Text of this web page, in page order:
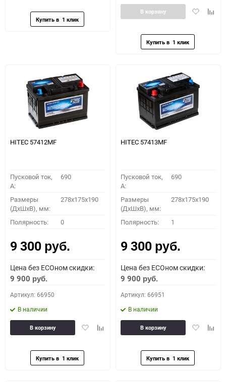
сравнению
Добавить
В корзину
HITEC 57412MF
Пусковой ток,
A:
690
Размеры
(ДхШхВ), мм:
278x175x190
Полярность: 0
9 300 руб.
Цена без ECOном скидки:
9 900 руб.
Артикул: 66950
В наличии
ДобавитьДобавить
В корзину
HITEC 57413MF
Пусковой ток,
A:
690
Размеры
(ДхШхВ), мм:
278x175x190
Полярность: 1
9 300 руб.
Цена без ECOном скидки:
9 900 руб.
Артикул: 66951
В наличии
Добавить
В корзину